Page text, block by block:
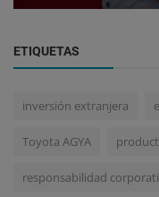
ETIQUETAS
inversión extranjera
Toyota AGYA
responsabilidad